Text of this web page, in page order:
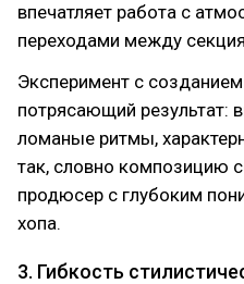
впечатляет работа с
переходами между
Эксперимент с
потрясающий результат:
ломаные ритмы,
так, словно композицию
продюсер с глубоким
хопа.
3. Гибкость